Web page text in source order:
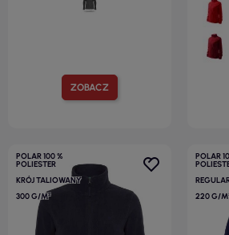
ZOBACZ
POLAR 100 %
POLIESTER
KRÓJ TALIOWANY
300 G/M²
POLAR
220 G/